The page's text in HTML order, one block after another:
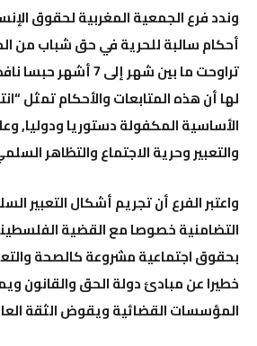
وندد فرع الجمعية المغربية لحقوق
أحكام سالبة للحرية في حق شباب من
تراوحت ما بين شهر إلى 7
لها أن هذه المتابعات والأحكام تمثل
الأساسية المكفولة دستوريا ودوليا,
والتعبير وحرية الاجتماع والتظاهر
واعتبر الفرع أن تجريم أشكال التعبير
التضامنية خصوصا مع القضية
بحقوق اجتماعية مشروعة كالصحة
خطيرا عن مبادئ دولة الحق والقانون
المؤسسات القضائية ويقوض الثقة